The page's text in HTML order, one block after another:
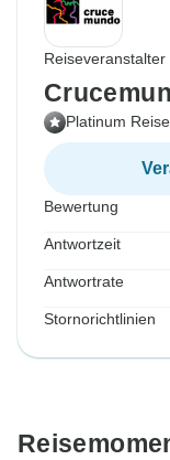
Reiseveranstalter
Platinum
Bewertung
Antwortzeit
Antwortrate
Stornorichtlinien